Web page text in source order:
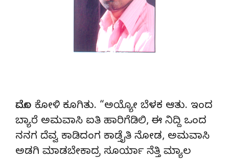
ಮೊದಲ ಕೋಳಿ ಕೂಗಿತು. “ಅಯ್ಯೋ ಬೆಳಕ ಆತು. ಇಂದ
ಬ್ಯಾರೆ ಅಮವಾಸಿ ಐತಿ ಹಾರಿಗೆಡಿಲಿ, ಈ ನಿದ್ದಿ ಒಂದ
ನನಗ ದೆವ್ವ ಕಾಡಿದಂಗ ಕಾಡ್ತೈತಿ ನೋಡ, ಅಮವಾಸಿ
ಅಡಗಿ ಮಾಡಬೇಕಾದ್ರ ಸೂರ್ಯಾ ನೆತ್ತಿ ಮ್ಯಾಲ